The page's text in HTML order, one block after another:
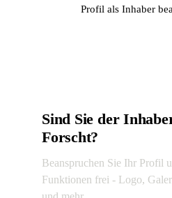
Profil als Inhaber
Sind Sie der
Forscht?
Beanspruchen Sie Ihr Profil
Funktionen frei - Logo,